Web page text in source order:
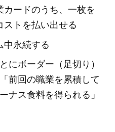
ードのうち、一枚を
トを払い出せる
中永続する
にボーダー（足切り）
前回の職業を累積して
ナス食料を得られる」